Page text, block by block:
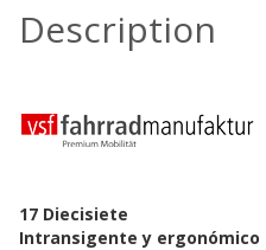
Description
17 Diecisiete
Intransigente y ergonómico